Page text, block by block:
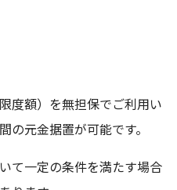
度額）を無担保でご利用い
の元金据置が可能です。
て一定の条件を満たす場合